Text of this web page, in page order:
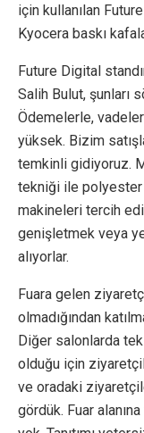
için kullanılan
Kyocera baskı
Future Digital
Salih Bulut, şunları
Ödemelerle,
yüksek. Bizim
temkinli gidiyoruz.
tekniği ile polyester
makineleri tercih
genişletmek veya
alıyorlar.
Fuara gelen
olmadığından
Diğer salonlarda
olduğu için
ve oradaki
gördük. Fuar